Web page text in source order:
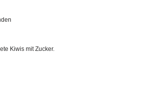
Kiwis mit Zucker.